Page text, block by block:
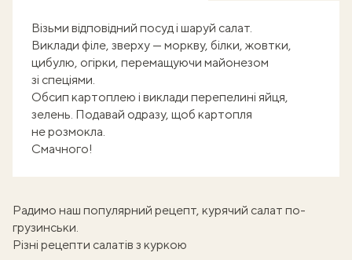
Візьми відповідний посуд і шаруй салат.
Виклади філе, зверху — моркву, білки, жовтки,
цибулю, огірки, перемащуючи майонезом
зі спеціями.
Обсип картоплею і виклади перепелині яйця,
зелень. Подавай одразу, щоб картопля
не розмокла.
Смачного!
Радимо наш популярний рецепт, курячий салат по-
грузинськи.
Різні рецепти салатів з куркою